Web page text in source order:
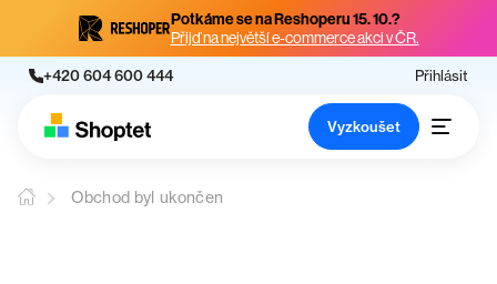
Potkáme se na Reshoperu 15. 10.?
Přijď na největší e-commerce akci v ČR.
+420 604 600 444 Přihlásit
Vyzkoušet
Obchod byl ukončen